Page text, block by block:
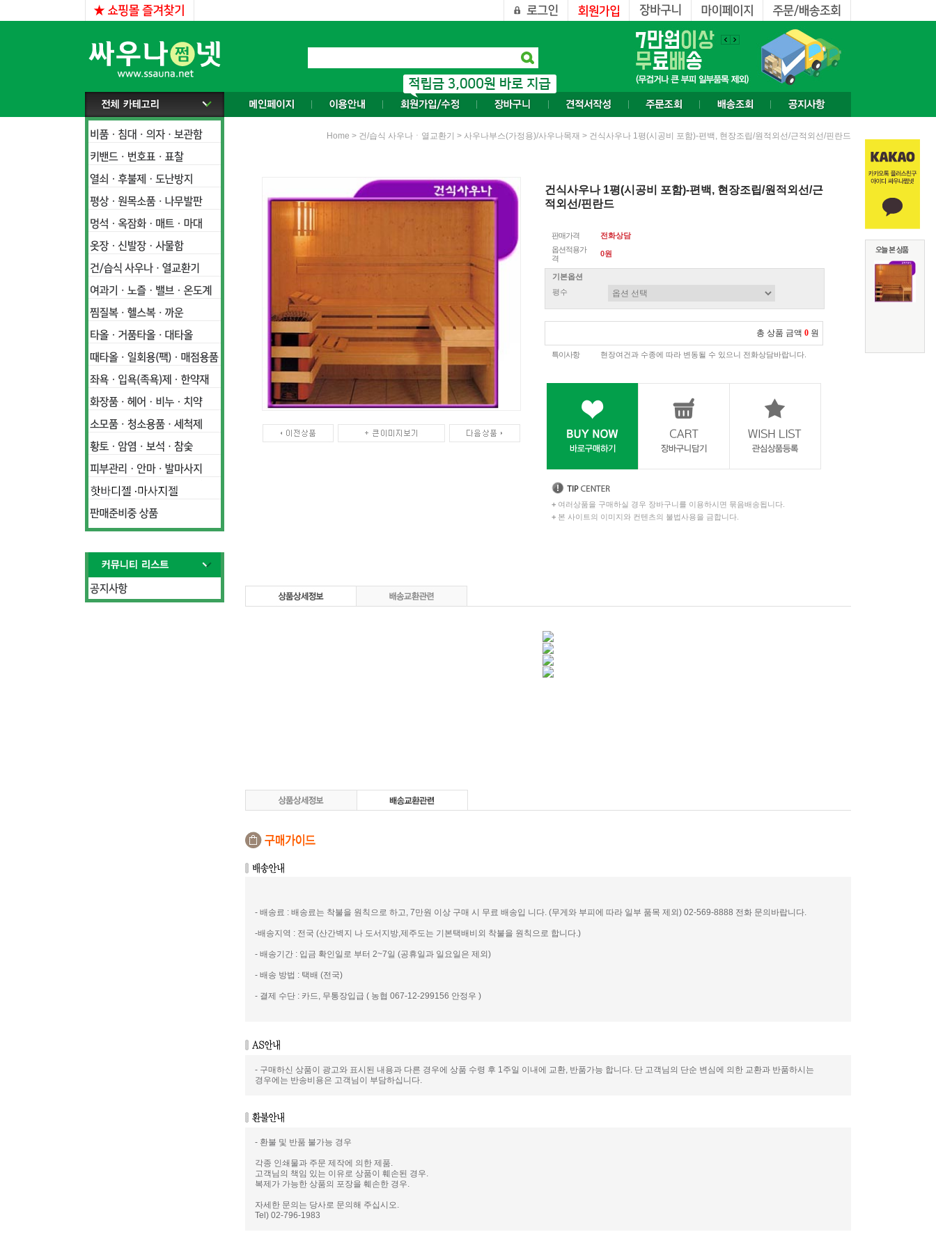
Home > 건/습식 사우나ㆍ열교환기 > 사우나부스(가정용)/사우나목재 > 건식사우나 1평(시공비 포함)-편백, 현장조립/원적외선/근적외선/핀란드
건식사우나 1평(시공비 포함)-편백, 현장조립/원적외선/근
적외선/핀란드
판매가격
전화상담
옵션적용가
격
0원
기본옵션
평수
총 상품 금액 0 원
특이사항 현장여건과 수종에 따라 변동될 수 있으니 전화상담바랍니다.
+ 여러상품을 구매하실 경우 장바구니를 이용하시면 묶음배송됩니다.
+ 본 사이트의 이미지와 컨텐츠의 불법사용을 금합니다.
- 배송료 : 배송료는 착불을 원칙으로 하고, 7만원 이상 구매 시 무료 배송입 니다. (무게와 부피에 따라 일부 품목 제외) 02-569-8888 전화 문의바랍니다.
-배송지역 : 전국 (산간벽지 나 도서지방,제주도는 기본택배비외 착불을 원칙으로 합니다.)
- 배송기간 : 입금 확인일로 부터 2~7일 (공휴일과 일요일은 제외)
- 배송 방법 : 택배 (전국)
- 결제 수단 : 카드, 무통장입급 ( 농협 067-12-299156 안정우 )
- 구매하신 상품이 광고와 표시된 내용과 다른 경우에 상품 수령 후 1주일 이내에 교환, 반품가능 합니다. 단 고객님의 단순 변심에 의한 교환과 반품하시는
경우에는 반송비용은 고객님이 부담하십니다.
- 환불 및 반품 불가능 경우
각종 인쇄물과 주문 제작에 의한 제품.
고객님의 책임 있는 이유로 상품이 훼손된 경우.
복제가 가능한 상품의 포장을 훼손한 경우.
자세한 문의는 당사로 문의해 주십시오.
Tel) 02-796-1983